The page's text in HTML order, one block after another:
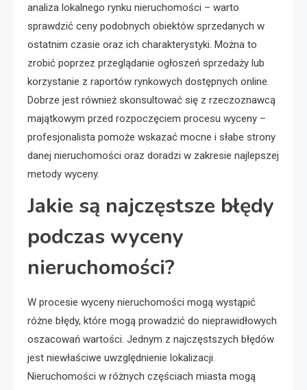
analiza lokalnego rynku nieruchomości – warto
sprawdzić ceny podobnych obiektów sprzedanych w
ostatnim czasie oraz ich charakterystyki. Można to
zrobić poprzez przeglądanie ogłoszeń sprzedaży lub
korzystanie z raportów rynkowych dostępnych online.
Dobrze jest również skonsultować się z rzeczoznawcą
majątkowym przed rozpoczęciem procesu wyceny –
profesjonalista pomoże wskazać mocne i słabe strony
danej nieruchomości oraz doradzi w zakresie najlepszej
metody wyceny.
Jakie są najczęstsze błędy
podczas wyceny
nieruchomości?
W procesie wyceny nieruchomości mogą wystąpić
różne błędy, które mogą prowadzić do nieprawidłowych
oszacowań wartości. Jednym z najczęstszych błędów
jest niewłaściwe uwzględnienie lokalizacji.
Nieruchomości w różnych częściach miasta mogą